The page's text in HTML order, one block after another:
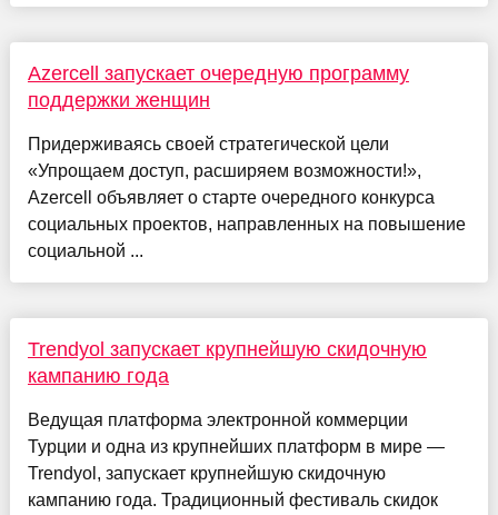
Azercell запускает очередную программу
поддержки женщин
Придерживаясь своей стратегической цели
«Упрощаем доступ, расширяем возможности!»,
Azercell объявляет о старте очередного конкурса
социальных проектов, направленных на повышение
социальной ...
Trendyol запускает крупнейшую скидочную
кампанию года
Ведущая платформа электронной коммерции
Турции и одна из крупнейших платформ в мире —
Trendyol, запускает крупнейшую скидочную
кампанию года. Традиционный фестиваль скидок